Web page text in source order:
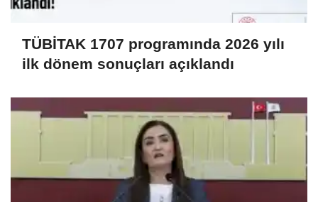
TÜBİTAK 1707 programında 2026 yılı
ilk dönem sonuçları açıklandı